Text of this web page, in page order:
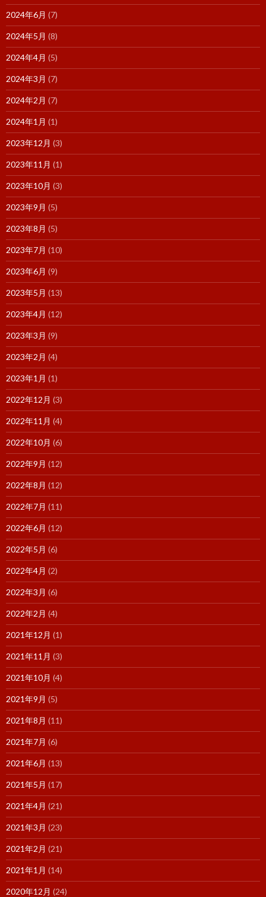
2024年6月 (7)
2024年5月 (8)
2024年4月 (5)
2024年3月 (7)
2024年2月 (7)
2024年1月 (1)
2023年12月 (3)
2023年11月 (1)
2023年10月 (3)
2023年9月 (5)
2023年8月 (5)
2023年7月 (10)
2023年6月 (9)
2023年5月 (13)
2023年4月 (12)
2023年3月 (9)
2023年2月 (4)
2023年1月 (1)
2022年12月 (3)
2022年11月 (4)
2022年10月 (6)
2022年9月 (12)
2022年8月 (12)
2022年7月 (11)
2022年6月 (12)
2022年5月 (6)
2022年4月 (2)
2022年3月 (6)
2022年2月 (4)
2021年12月 (1)
2021年11月 (3)
2021年10月 (4)
2021年9月 (5)
2021年8月 (11)
2021年7月 (6)
2021年6月 (13)
2021年5月 (17)
2021年4月 (21)
2021年3月 (23)
2021年2月 (21)
2021年1月 (14)
2020年12月 (24)